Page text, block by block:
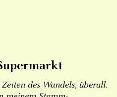
des Wandels, überall.